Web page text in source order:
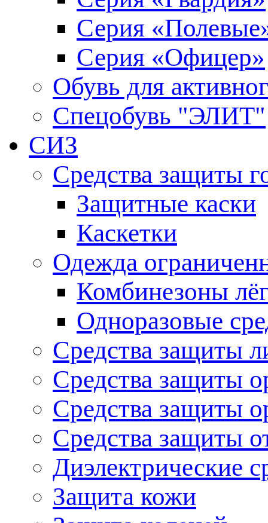
Серия
Серия «Офицер»
Обувь для
Спецобувь "ЭЛИТ"
СИЗ
Средства защиты
Защитные каски
Каскетки
Одежда
Комбинезоны
Одноразовые
Средства защиты
Средства защиты
Средства защиты
Средства защиты
Диэлектрические
Защита кожи